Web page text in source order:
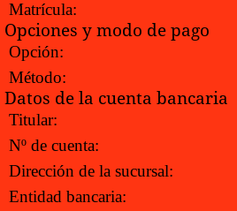
Matrícula:
Opciones y modo de pago
Opción:
Método:
Datos de la cuenta bancaria
Titular:
Nº de cuenta:
Dirección de la sucursal:
Entidad bancaria: